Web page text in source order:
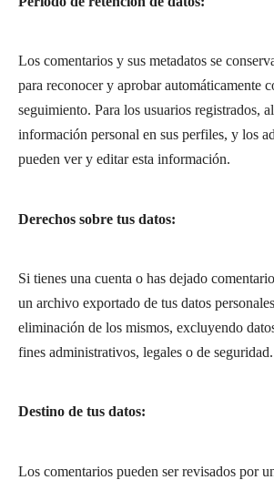
Los comentarios y sus metadatos se
para reconocer y aprobar automáticamente
seguimiento. Para los usuarios registrados,
información personal en sus perfiles, y los
pueden ver y editar esta información.
Derechos sobre tus datos:
Si tienes una cuenta o has dejado
un archivo exportado de tus datos
eliminación de los mismos, excluyendo
fines administrativos, legales o de seguridad.
Destino de tus datos:
Los comentarios pueden ser revisados por